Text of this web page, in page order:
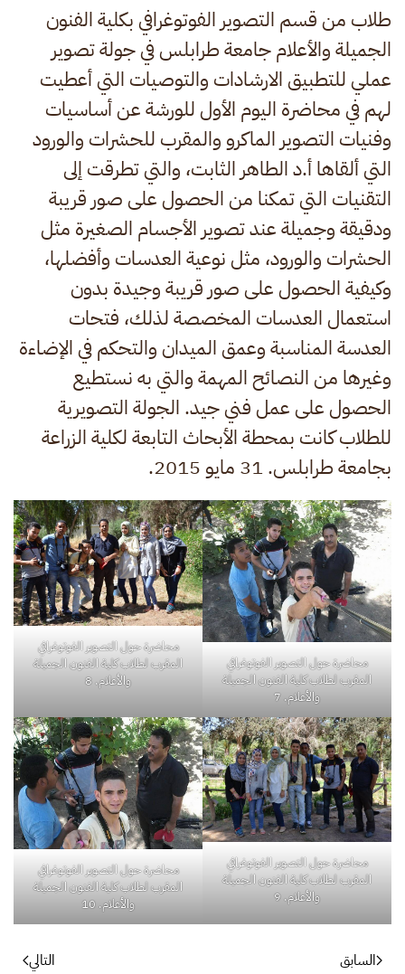
طلاب من قسم التصوير الفوتوغرافي بكلية الفنون
الجميلة والأعلام جامعة طرابلس في جولة تصوير
عملي للتطبيق الارشادات والتوصيات التي أعطيت
لهم في محاضرة اليوم الأول للورشة عن أساسيات
وفنيات التصوير الماكرو والمقرب للحشرات والورود
التي ألقاها أ.د الطاهر الثابت، والتي تطرقت إلى
التقنيات التي تمكنا من الحصول على صور قريبة
ودقيقة وجميلة عند تصوير الأجسام الصغيرة مثل
الحشرات والورود، مثل نوعية العدسات وأفضلها،
وكيفية الحصول على صور قريبة وجيدة بدون
استعمال العدسات المخصصة لذلك، فتحات
العدسة المناسبة وعمق الميدان والتحكم في الإضاءة
وغيرها من النصائح المهمة والتي به نستطيع
الحصول على عمل فني جيد. الجولة التصويرية
للطلاب كانت بمحطة الأبحاث التابعة لكلية الزراعة
بجامعة طرابلس. 31 مايو 2015.
محاضرة حول التصوير الفوتوغرافي
المقرب لطلاب كلية الفنون الجميلة
والأعلام. 7
محاضرة حول التصوير الفوتوغرافي
المقرب لطلاب كلية الفنون الجميلة
والأعلام. 8
محاضرة حول التصوير الفوتوغرافي
المقرب لطلاب كلية الفنون الجميلة
والأعلام. 9
محاضرة حول التصوير الفوتوغرافي
المقرب لطلاب كلية الفنون الجميلة
والأعلام. 10
السابق التالي